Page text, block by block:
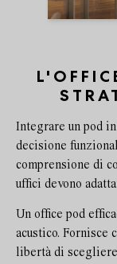
Integrare un pod
decisione
comprensione di
uffici devono
Un office pod
acustico. Fornisce
libertà di